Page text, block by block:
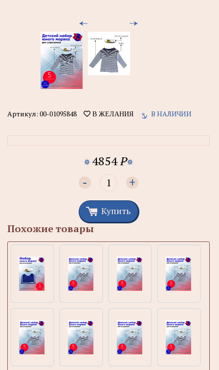
Артикул: 00-01095848 В ЖЕЛАНИЯ В НАЛИЧИИ
4854P
- +
Купить
Похожие товары